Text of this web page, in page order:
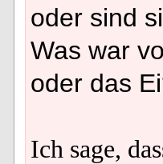
oder sind
Was war
oder das
Ich sage,